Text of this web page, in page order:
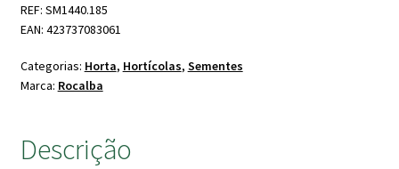
REF: SM1440.185
EAN: 423737083061
Categorias: Horta, Hortícolas, Sementes
Marca: Rocalba
Descrição